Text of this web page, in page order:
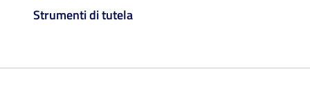
Strumenti di tutela